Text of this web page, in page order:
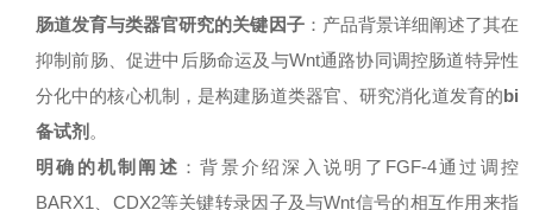
肠道发育与类器官研究的关键因子：产品背景详细阐述了其在
抑制前肠、促进中后肠命运及与Wnt通路协同调控肠道特异性
分化中的核心机制，是构建肠道类器官、研究消化道发育的bi
备试剂 。
明确的机制阐述 ：背景介绍深入说明了FGF-4通过调控
BARX1、CDX2等关键转录因子及与Wnt信号的相互作用来指